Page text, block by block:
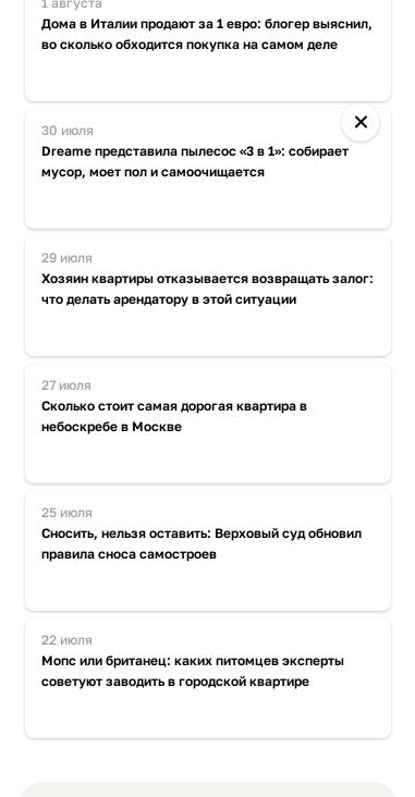
Дома в Италии продают за 1 евро: блогер выяснил,
во сколько обходится покупка на самом деле
30 июля
Dreame представила пылесос «3 в 1»: собирает
мусор, моет пол и самоочищается
29 июля
Хозяин квартиры отказывается возвращать залог:
что делать арендатору в этой ситуации
27 июля
Сколько стоит самая дорогая квартира в
небоскребе в Москве
25 июля
Сносить, нельзя оставить: Верховый суд обновил
правила сноса самостроев
22 июля
Мопс или британец: каких питомцев эксперты
советуют заводить в городской квартире